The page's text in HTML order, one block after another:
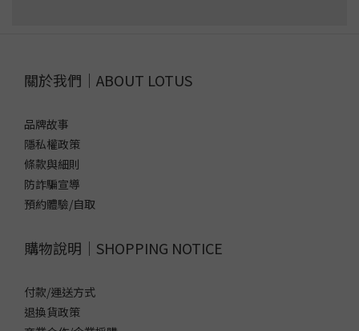
關於我們｜ABOUT LOTUS
品牌故事
隱私權政策
條款與細則
防詐騙宣導
預約體驗/自取
購物說明｜SHOPPING NOTICE
付款/運送方式
退換貨政策